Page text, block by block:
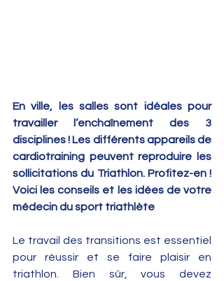
En ville, les salles sont idéales pour
travailler l’enchaînement des 3
disciplines ! Les différents appareils de
cardiotraining peuvent reproduire les
sollicitations du Triathlon. Profitez-en !
Voici les conseils et les idées de votre
médecin du sport triathlète
Le travail des transitions est essentiel
pour réussir et se faire plaisir en
triathlon. Bien sûr, vous devez